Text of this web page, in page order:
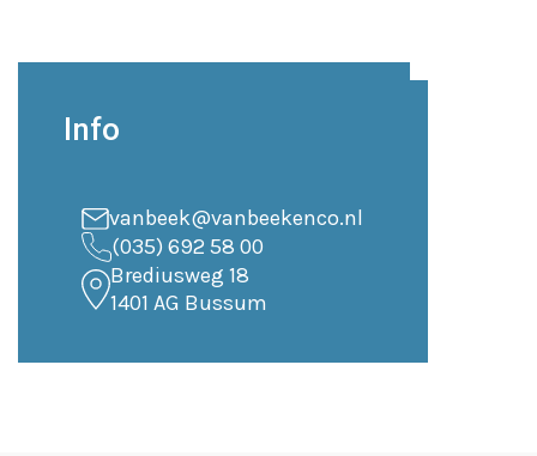
Info
vanbeek@vanbeekenco.nl
(035) 692 58 00
Brediusweg 18
1401 AG Bussum